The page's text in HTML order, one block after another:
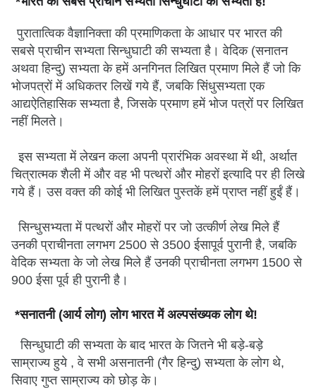
पुरातात्विक वैज्ञानिक्ता की प्रमाणिकता के आधार पर भारत की
सबसे प्राचीन सभ्यता सिन्धुघाटी की सभ्यता है। वेदिक (सनातन
अथवा हिन्दु) सभ्यता के हमें अनगिनत लिखित प्रमाण मिले हैं जो कि
भोजपत्रों में अधिकतर लिखें गये हैं, जबकि सिंधुसभ्यता एक
आद्यऐतिहासिक सभ्यता है, जिसके प्रमाण हमें भोज पत्रों पर लिखित
नहीं मिलते।
इस सभ्यता में लेखन कला अपनी प्रारंभिक अवस्था में थी, अर्थात
चित्रात्मक शैली में और वह भी पत्थरों और मोहरों इत्यादि पर ही लिखे
गये हैं। उस वक्त की कोई भी लिखित पुस्तकें हमें प्राप्त नहीं हुईं हैं।
सिन्धुसभ्यता में पत्थरों और मोहरों पर जो उत्कीर्ण लेख मिले हैं
उनकी प्राचीनता लगभग 2500 से 3500 ईसापूर्व पुरानी है, जबकि
वेदिक सभ्यता के जो लेख मिले हैं उनकी प्राचीनता लगभग 1500 से
900 ईसा पूर्व ही पुरानी है।
*सनातनी (आर्य लोग) लोग भारत में अल्पसंख्यक लोग थे!
सिन्धुघाटी की सभ्यता के बाद भारत के जितने भी बड़े-बड़े
साम्राज्य हुये , वे सभी असनातनी (गैर हिन्दु) सभ्यता के लोग थे,
सिवाए गुप्त साम्राज्य को छोड़ के।